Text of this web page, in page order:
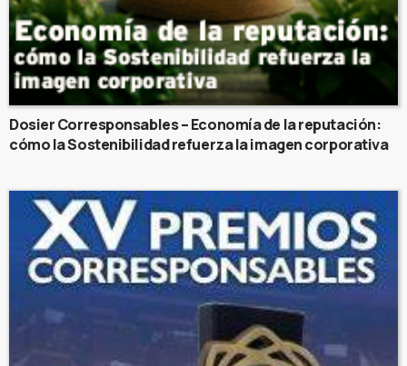
Dosier Corresponsables – Economía de la reputación:
cómo la Sostenibilidad refuerza la imagen corporativa